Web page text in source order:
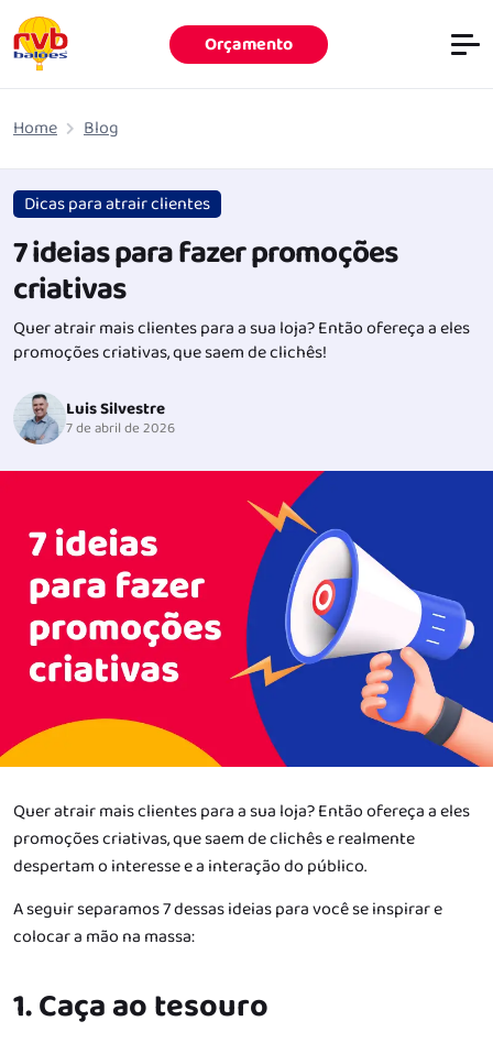
Orçamento
Home Blog
Dicas para atrair clientes
7 ideias para fazer promoções
criativas
Quer atrair mais clientes para a sua loja? Então ofereça a eles
promoções criativas, que saem de clichês!
Luis Silvestre
7 de abril de 2026
Quer atrair mais clientes para a sua loja? Então ofereça a eles
promoções criativas, que saem de clichês e realmente
despertam o interesse e a interação do público.
A seguir separamos 7 dessas ideias para você se inspirar e
colocar a mão na massa:
1. Caça ao tesouro